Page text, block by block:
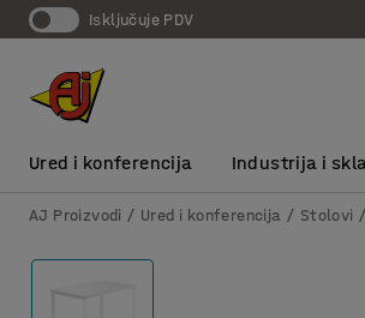
Isključuje PDV
Ured i konferencija Industrija i
AJ Proizvodi Ured i konferencija Stolovi